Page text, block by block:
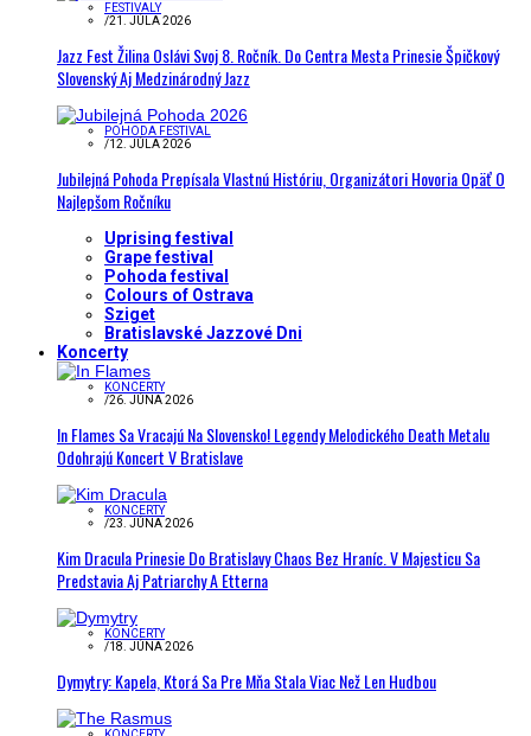
FESTIVALY
/21. JÚLA 2026
Jazz Fest Žilina Oslávi Svoj 8. Ročník. Do Centra Mesta Prinesie Špičkový
Slovenský Aj Medzinárodný Jazz
POHODA FESTIVAL
/12. JÚLA 2026
Jubilejná Pohoda Prepísala Vlastnú Históriu, Organizátori Hovoria Opäť O
Najlepšom Ročníku
Uprising festival
Grape festival
Pohoda festival
Colours of Ostrava
Sziget
Bratislavské Jazzové Dni
Koncerty
KONCERTY
/26. JÚNA 2026
In Flames Sa Vracajú Na Slovensko! Legendy Melodického Death Metalu
Odohrajú Koncert V Bratislave
KONCERTY
/23. JÚNA 2026
Kim Dracula Prinesie Do Bratislavy Chaos Bez Hraníc. V Majesticu Sa
Predstavia Aj Patriarchy A Etterna
KONCERTY
/18. JÚNA 2026
Dymytry: Kapela, Ktorá Sa Pre Mňa Stala Viac Než Len Hudbou